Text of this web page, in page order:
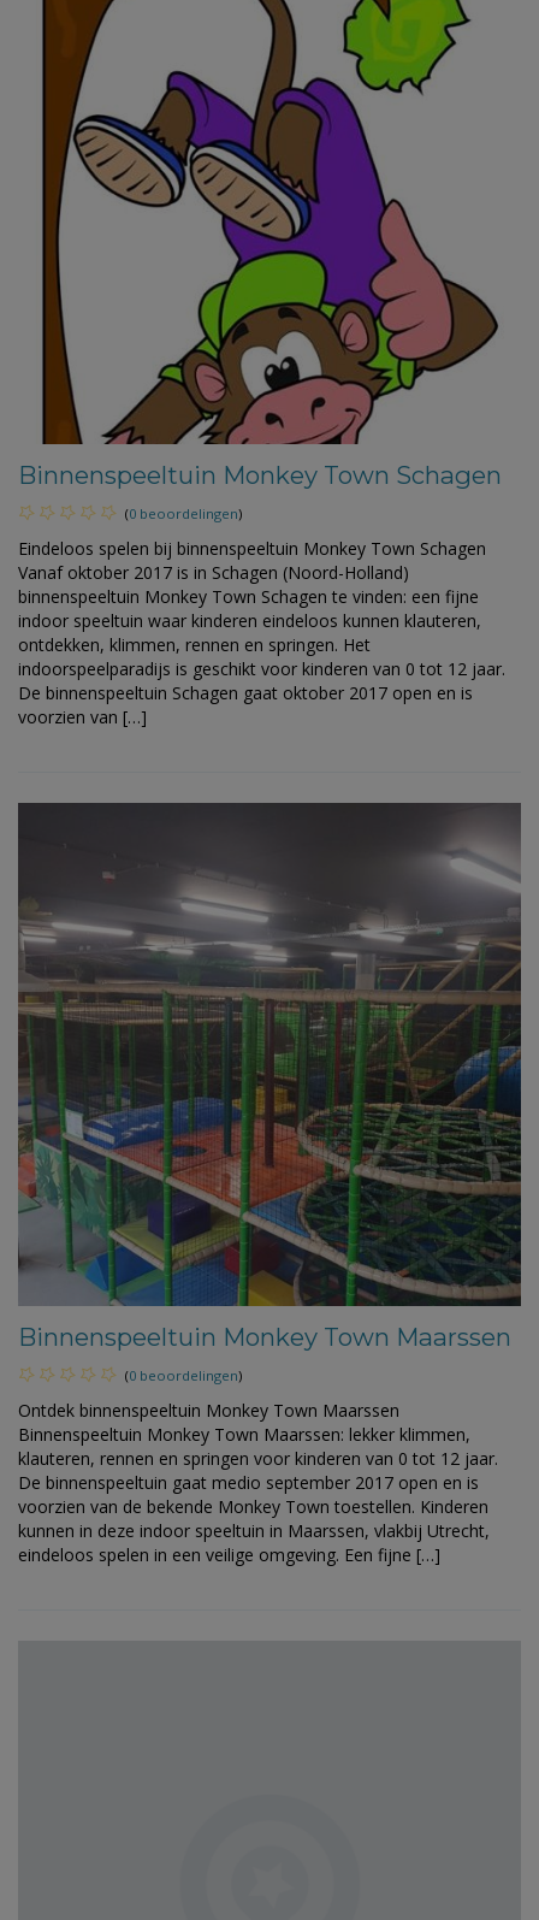
Binnenspeeltuin Monkey Town Schagen
(0 beoordelingen)
Eindeloos spelen bij binnenspeeltuin Monkey Town Schagen
Vanaf oktober 2017 is in Schagen (Noord-Holland)
binnenspeeltuin Monkey Town Schagen te vinden: een fijne
indoor speeltuin waar kinderen eindeloos kunnen klauteren,
ontdekken, klimmen, rennen en springen. Het
indoorspeelparadijs is geschikt voor kinderen van 0 tot 12 jaar.
De binnenspeeltuin Schagen gaat oktober 2017 open en is
voorzien van […]
Binnenspeeltuin Monkey Town Maarssen
(0 beoordelingen)
Ontdek binnenspeeltuin Monkey Town Maarssen
Binnenspeeltuin Monkey Town Maarssen: lekker klimmen,
klauteren, rennen en springen voor kinderen van 0 tot 12 jaar.
De binnenspeeltuin gaat medio september 2017 open en is
voorzien van de bekende Monkey Town toestellen. Kinderen
kunnen in deze indoor speeltuin in Maarssen, vlakbij Utrecht,
eindeloos spelen in een veilige omgeving. Een fijne […]